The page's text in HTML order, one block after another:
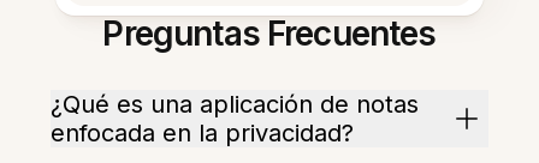
Preguntas Frecuentes
¿Qué es una aplicación de notas
enfocada en la privacidad?